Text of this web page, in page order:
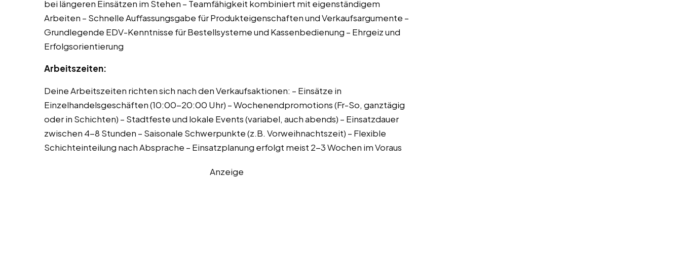
bei längeren Einsätzen im Stehen – Teamfähigkeit kombiniert mit eigenständigem
Arbeiten – Schnelle Auffassungsgabe für Produkteigenschaften und Verkaufsargumente –
Grundlegende EDV-Kenntnisse für Bestellsysteme und Kassenbedienung – Ehrgeiz und
Erfolgsorientierung
Arbeitszeiten:
Deine Arbeitszeiten richten sich nach den Verkaufsaktionen: – Einsätze in
Einzelhandelsgeschäften (10:00-20:00 Uhr) – Wochenendpromotions (Fr-So, ganztägig
oder in Schichten) – Stadtfeste und lokale Events (variabel, auch abends) – Einsatzdauer
zwischen 4-8 Stunden – Saisonale Schwerpunkte (z.B. Vorweihnachtszeit) – Flexible
Schichteinteilung nach Absprache – Einsatzplanung erfolgt meist 2-3 Wochen im Voraus
Anzeige